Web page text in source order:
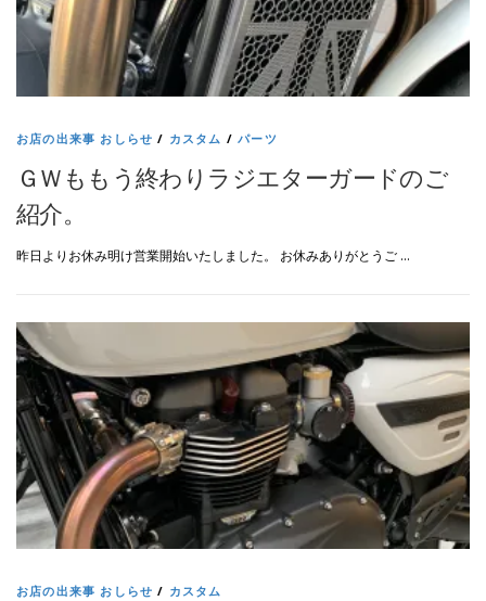
お店の出来事 おしらせ / カスタム /パーツ
ＧＷももう終わりラジエターガードのご
紹介。
昨日よりお休み明け営業開始いたしました。 お休みありがとうご …
お店の出来事 おしらせ / カスタム